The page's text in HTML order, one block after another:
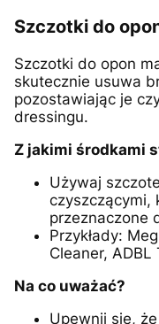
Szczotki do
Szczotki do opon
skutecznie usuwa
pozostawiając je
dressingu.
Z jakimi środkami
Używaj
czyszczącymi,
przeznaczone
Przykłady:
Cleaner, ADBL
Na co uważać?
Upewnij się,